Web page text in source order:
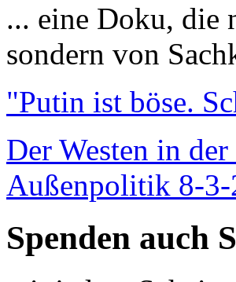
... eine Doku, die
sondern von
"Putin ist böse.
Der Westen in
Außenpolitik 8-3-
Spenden auch